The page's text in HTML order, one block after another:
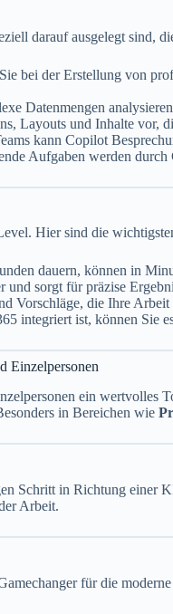
darauf ausgelegt sind,
bei der Erstellung von
Datenmengen
Layouts und Inhalte vor,
kann Copilot
Aufgaben werden
Hier sind die
dauern, können in
sorgt für präzise
Vorschläge, die Ihre Arbeit
integriert ist, können Sie
Einzelpersonen
ein wertvolles
in Bereichen wie
in Richtung einer
Arbeit.
für die